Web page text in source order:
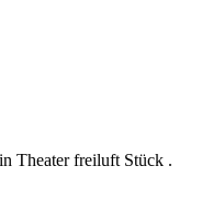
Theater freiluft Stück .